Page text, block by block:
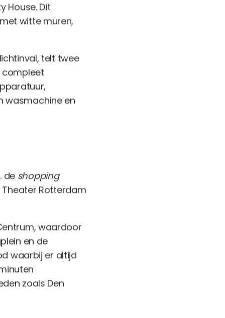
House. Dit
witte muren,
telt twee
compleet
wasmachine en
de shopping
Theater Rotterdam
waardoor
en de
waarbij er altijd
zoals Den